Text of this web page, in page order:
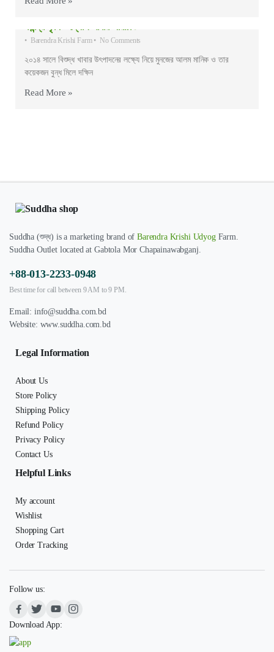
• Barendra Krishi Farm • No Comments
২০১৪ সালে বিশুদ্ধ খাবার উৎপাদনের লক্ষ্যে নিয়ে মুনজের আলম মানিক ও তার
কয়েকজন বুন্ধ মিলে দক্ষিন
Read More »
Suddha (শুদ্ধ) is a marketing brand ofBarendra Krishi UdyogFarm.
Suddha Outlet located at Gabtola Mor Chapainawabganj.
+88-013-2233-0948
Best time for call between 9 AM to 9 PM.
Email: info@suddha.com.bd
Website: www.suddha.com.bd
Legal Information
About Us
Store Policy
Shipping Policy
Refund Policy
Privacy Policy
Contact Us
Helpful Links
My account
Wishlist
Shopping Cart
Order Tracking
Follow us:
Download App: